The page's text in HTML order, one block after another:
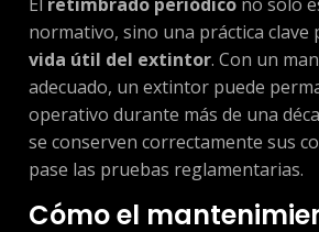
normativo, sino una práctica clave
vida útil del extintor. Con un
adecuado, un extintor puede
operativo durante más de una
se conserven correctamente sus
pase las pruebas reglamentarias.
Cómo el